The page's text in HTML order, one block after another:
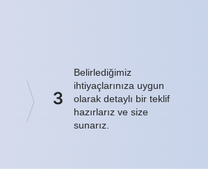
3
Belirlediğimiz
ihtiyaçlarınıza uygun
olarak detaylı bir teklif
hazırlarız ve size
sunarız.